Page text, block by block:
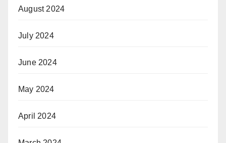
August 2024
July 2024
June 2024
May 2024
April 2024